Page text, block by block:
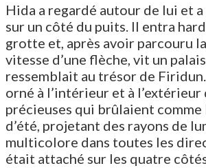
Hida a regardé autour de lui et
sur un côté du puits. Il entra
grotte et, après avoir parcouru
vitesse d’une flèche, vit un
ressemblait au trésor de
orné à l’intérieur et à l’extérieur
précieuses qui brûlaient
d’été, projetant des rayons de
multicolore dans toutes les
était attaché sur les quatre